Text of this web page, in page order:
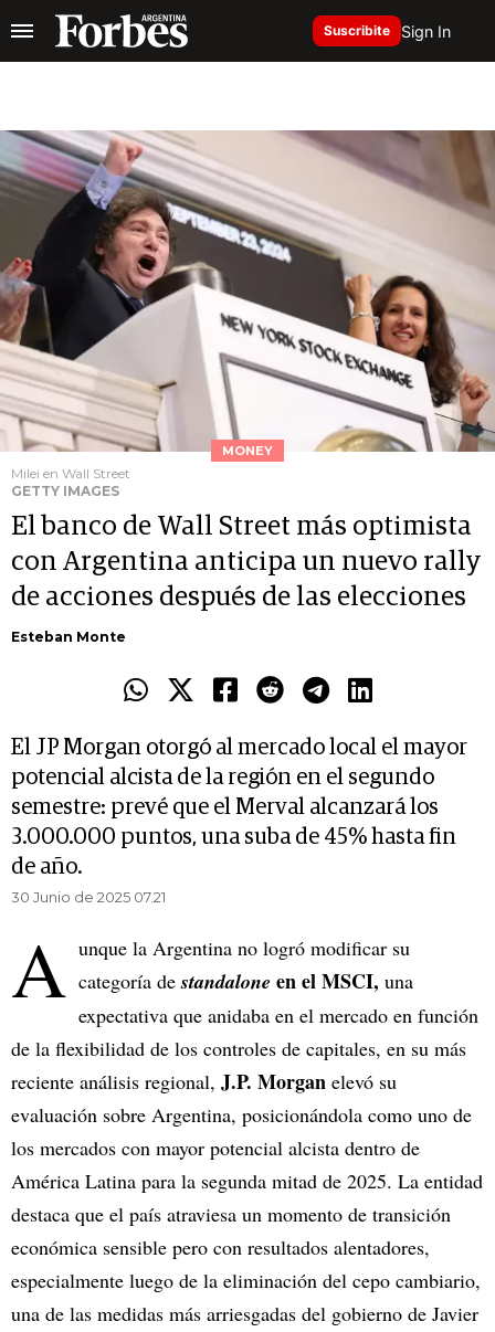
Suscribite Sign In
MONEY
Milei en Wall Street
GETTY IMAGES
El banco de Wall Street más optimista
con Argentina anticipa un nuevo rally
de acciones después de las elecciones
Esteban Monte
El JP Morgan otorgó al mercado local el mayor
potencial alcista de la región en el segundo
semestre: prevé que el Merval alcanzará los
3.000.000 puntos, una suba de 45% hasta fin
de año.
30 Junio de 2025 07.21
A unque la Argentina no logró modificar su
categoría destandalone en el MSCI, una
expectativa que anidaba en el mercado en función
de la flexibilidad de los controles de capitales, en su más
reciente análisis regional, J.P. Morgan elevó su
evaluación sobre Argentina, posicionándola como uno de
los mercados con mayor potencial alcista dentro de
América Latina para la segunda mitad de 2025. La entidad
destaca que el país atraviesa un momento de transición
económica sensible pero con resultados alentadores,
especialmente luego de la eliminación del cepo cambiario,
una de las medidas más arriesgadas del gobierno de Javier